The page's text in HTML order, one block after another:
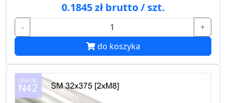
0.1845 zł brutto / szt.
-
+
do koszyka